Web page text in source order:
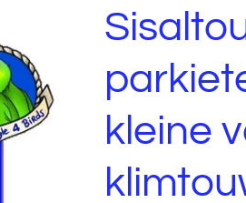
kleine